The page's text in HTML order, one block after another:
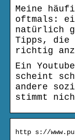
Meine
oftmals:
natürlich
Tipps, die
richtig
Ein
scheint
andere
stimmt
http s://